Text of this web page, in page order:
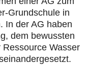
Grundschule in
In der AG haben
dem bewussten
Wasser